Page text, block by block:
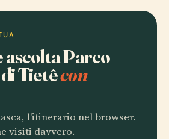
ascolta Parco
Tietêcon
l'itinerario nel browser.
visiti davvero.